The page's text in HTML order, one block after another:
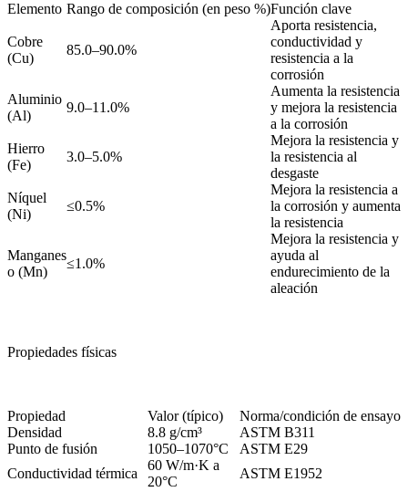
Elemento Rango de composición (en peso %)Función clave
Cobre
(Cu)
85.0–90.0%
Aporta resistencia,
conductividad y
resistencia a la
corrosión
Aluminio
(Al)
9.0–11.0%
Aumenta la resistencia
y mejora la resistencia
a la corrosión
Hierro
(Fe)
3.0–5.0%
Mejora la resistencia y
la resistencia al
desgaste
Níquel
(Ni)
≤0.5%
Mejora la resistencia a
la corrosión y aumenta
la resistencia
Manganes
o (Mn)
≤1.0%
Mejora la resistencia y
ayuda al
endurecimiento de la
aleación
Propiedades físicas
Propiedad Valor (típico)
Norma/condición de ensayo
Densidad
8.8 g/cm³
ASTM B311
Punto de fusión
1050–1070°C
ASTM E29
Conductividad térmica
60 W/m·K a
20°C
ASTM E1952